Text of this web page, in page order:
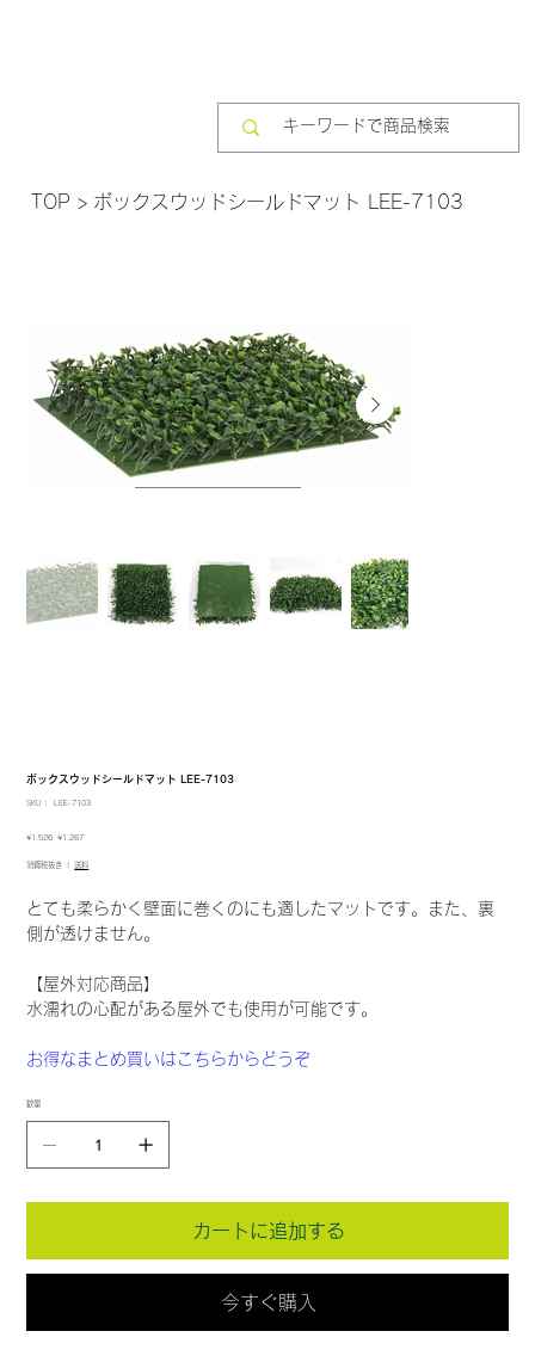
TOP > ボックスウッドシールドマット LEE-7103
ボックスウッドシールドマット LEE-7103
SKU：
SKU：
LEE-7103
元
価
¥1,526 セ
ル
格
¥1,267
消費税抜き | 送料
とても柔らかく壁面に巻くのにも適したマットです。また、裏
側が透けません。
【屋外対応商品】
水濡れの心配がある屋外でも使用が可能です。
お得なまとめ買いはこちらからどうぞ
数量
カートに追加する
今すぐ購入